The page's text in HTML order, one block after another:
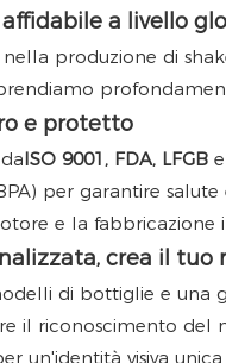
a livello
produzione di
e protetto
ISO 9001, FDA, LFGBe
per garantire
e la
crea il tuo
di bottiglie e una
il riconoscimento del
un'identità visiva unica